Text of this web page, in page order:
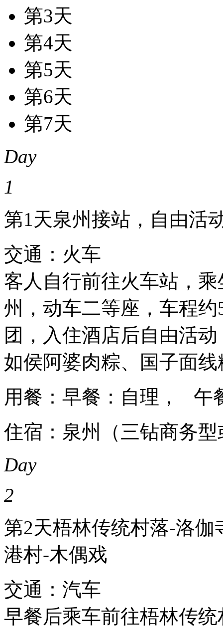
第3天
第4天
第5天
第6天
第7天
Day
1
第1天泉州接站，自由活
交通：火车
客人自行前往火车站，
州，动车二等座，车程
团，入住酒店后自由活
如侯阿婆肉粽、国子面
用餐：早餐：自理，
住宿：泉州（三钻商务
Day
2
第2天梧林传统村落-洛伽
港村-木偶戏
交通：汽车
早餐后乘车前往梧林传